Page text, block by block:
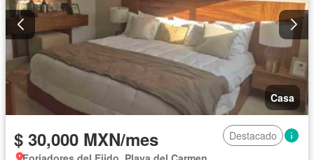
Casa
$ 30,000 MXN/mes
Destacado